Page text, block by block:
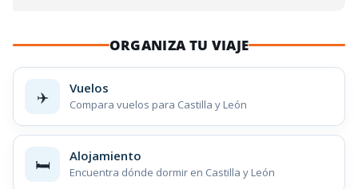
ORGANIZA TU VIAJE
✈️ Vuelos
Compara vuelos para Castilla y León
🛏️ Alojamiento
Encuentra dónde dormir en Castilla y León